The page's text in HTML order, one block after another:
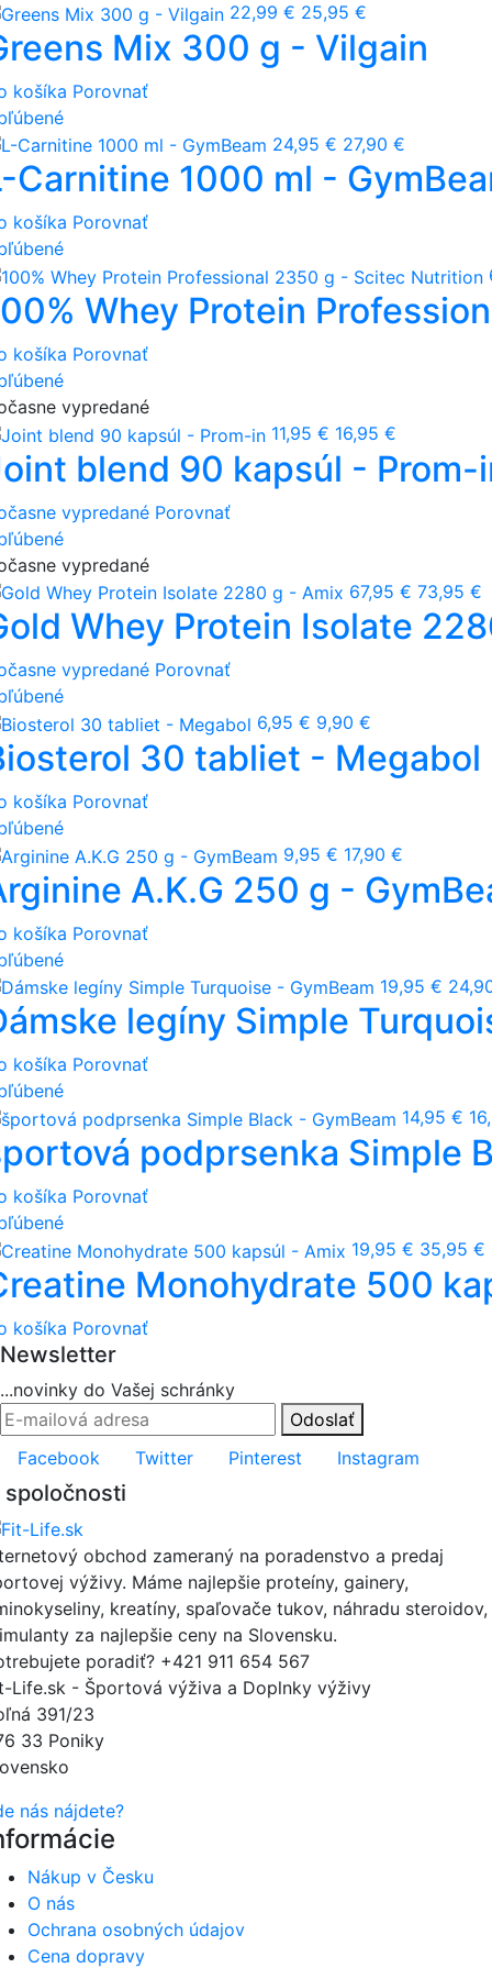
22,99 € 25,95 €
Mix 300 g - Vilgain
košíka Porovnať
24,95 € 27,90 €
Carnitine 1000 ml -
košíka Porovnať
Whey Protein
košíka Porovnať
vypredané
11,95 € 16,95 €
blend 90 kapsúl - Prom-
vypredané Porovnať
vypredané
67,95 € 73,95 €
Whey Protein Isolate
vypredané Porovnať
6,95 € 9,90 €
30 tabliet - Megabol
košíka Porovnať
9,95 € 17,90 €
A.K.G 250 g -
košíka Porovnať
19,95 €
legíny Simple
košíka Porovnať
14,95 €
podprsenka Simple
košíka Porovnať
19,95 € 35,95 €
Monohydrate 500
košíka Porovnať
Newsletter
...novinky do Vašej schránky
Odoslať
Facebook
Twitter Pinterest Instagram
spoločnosti
obchod zameraný na poradenstvo a predaj
výživy. Máme najlepšie proteíny, gainery,
kreatíny, spaľovače tukov, náhradu steroidov,
za najlepšie ceny na Slovensku.
poradiť? +421 911 654 567
Life.sk - Športová výživa a Doplnky výživy
391/23
33 Poniky
nás nájdete?
Nákup v Česku
O nás
Ochrana osobných údajov
Cena dopravy